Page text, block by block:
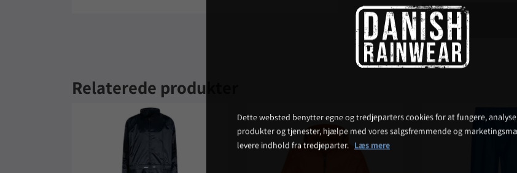
Relaterede produkter
Dette websted benytter egne og tredjeparters cookies for at fungere,
produkter og tjenester, hjælpe med vores salgsfremmende og
levere indhold fra tredjeparter. Læs mere